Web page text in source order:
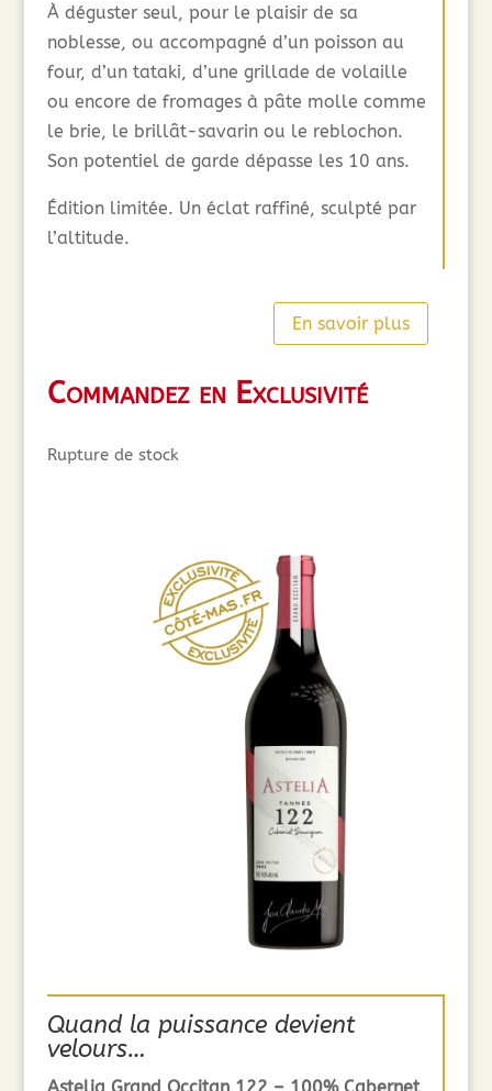
À déguster seul, pour le plaisir de sa
noblesse, ou accompagné d’un poisson au
four, d’un tataki, d’une grillade de volaille
ou encore de fromages à pâte molle comme
le brie, le brillât-savarin ou le reblochon.
Son potentiel de garde dépasse les 10 ans.
Édition limitée. Un éclat raffiné, sculpté par
l’altitude.
En savoir plus
Commandez en Exclusivité
Rupture de stock
Quand la puissance devient
velours…
Astelia Grand Occitan 122 – 100% Cabernet